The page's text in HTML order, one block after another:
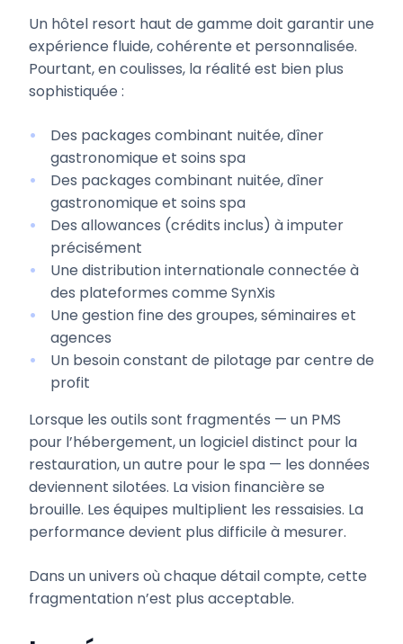
Un hôtel resort haut de gamme doit garantir une
expérience fluide, cohérente et personnalisée.
Pourtant, en coulisses, la réalité est bien plus
sophistiquée :
Des packages combinant nuitée, dîner
gastronomique et soins spa
Des packages combinant nuitée, dîner
gastronomique et soins spa
Des allowances (crédits inclus) à imputer
précisément
Une distribution internationale connectée à
des plateformes comme SynXis
Une gestion fine des groupes, séminaires et
agences
Un besoin constant de pilotage par centre de
profit
Lorsque les outils sont fragmentés — un PMS
pour l’hébergement, un logiciel distinct pour la
restauration, un autre pour le spa — les données
deviennent silotées. La vision financière se
brouille. Les équipes multiplient les ressaisies. La
performance devient plus difficile à mesurer.
Dans un univers où chaque détail compte, cette
fragmentation n’est plus acceptable.